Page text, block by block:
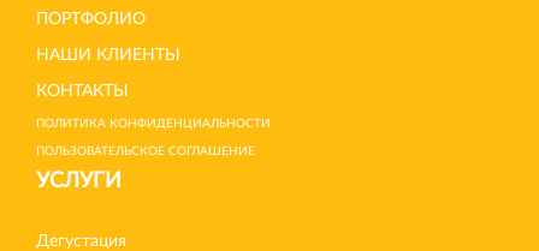
ПОРТФОЛИО
НАШИ КЛИЕНТЫ
КОНТАКТЫ
ПОЛИТИКА КОНФИДЕНЦИАЛЬНОСТИ
ПОЛЬЗОВАТЕЛЬСКОЕ СОГЛАШЕНИЕ
УСЛУГИ
Дегустация